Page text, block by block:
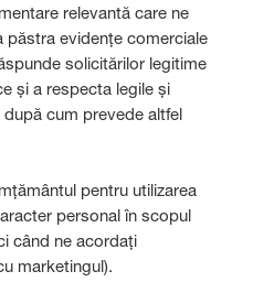
relevantă care ne
păstra evidențe comerciale
solicitărilor legitime
și a respecta legile și
cum prevede altfel
pentru utilizarea
personal în scopul
când ne acordați
marketingul).